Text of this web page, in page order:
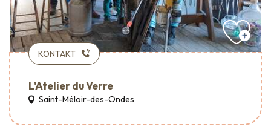
KONTAKT
L'Atelier du Verre
Saint-Méloir-des-Ondes